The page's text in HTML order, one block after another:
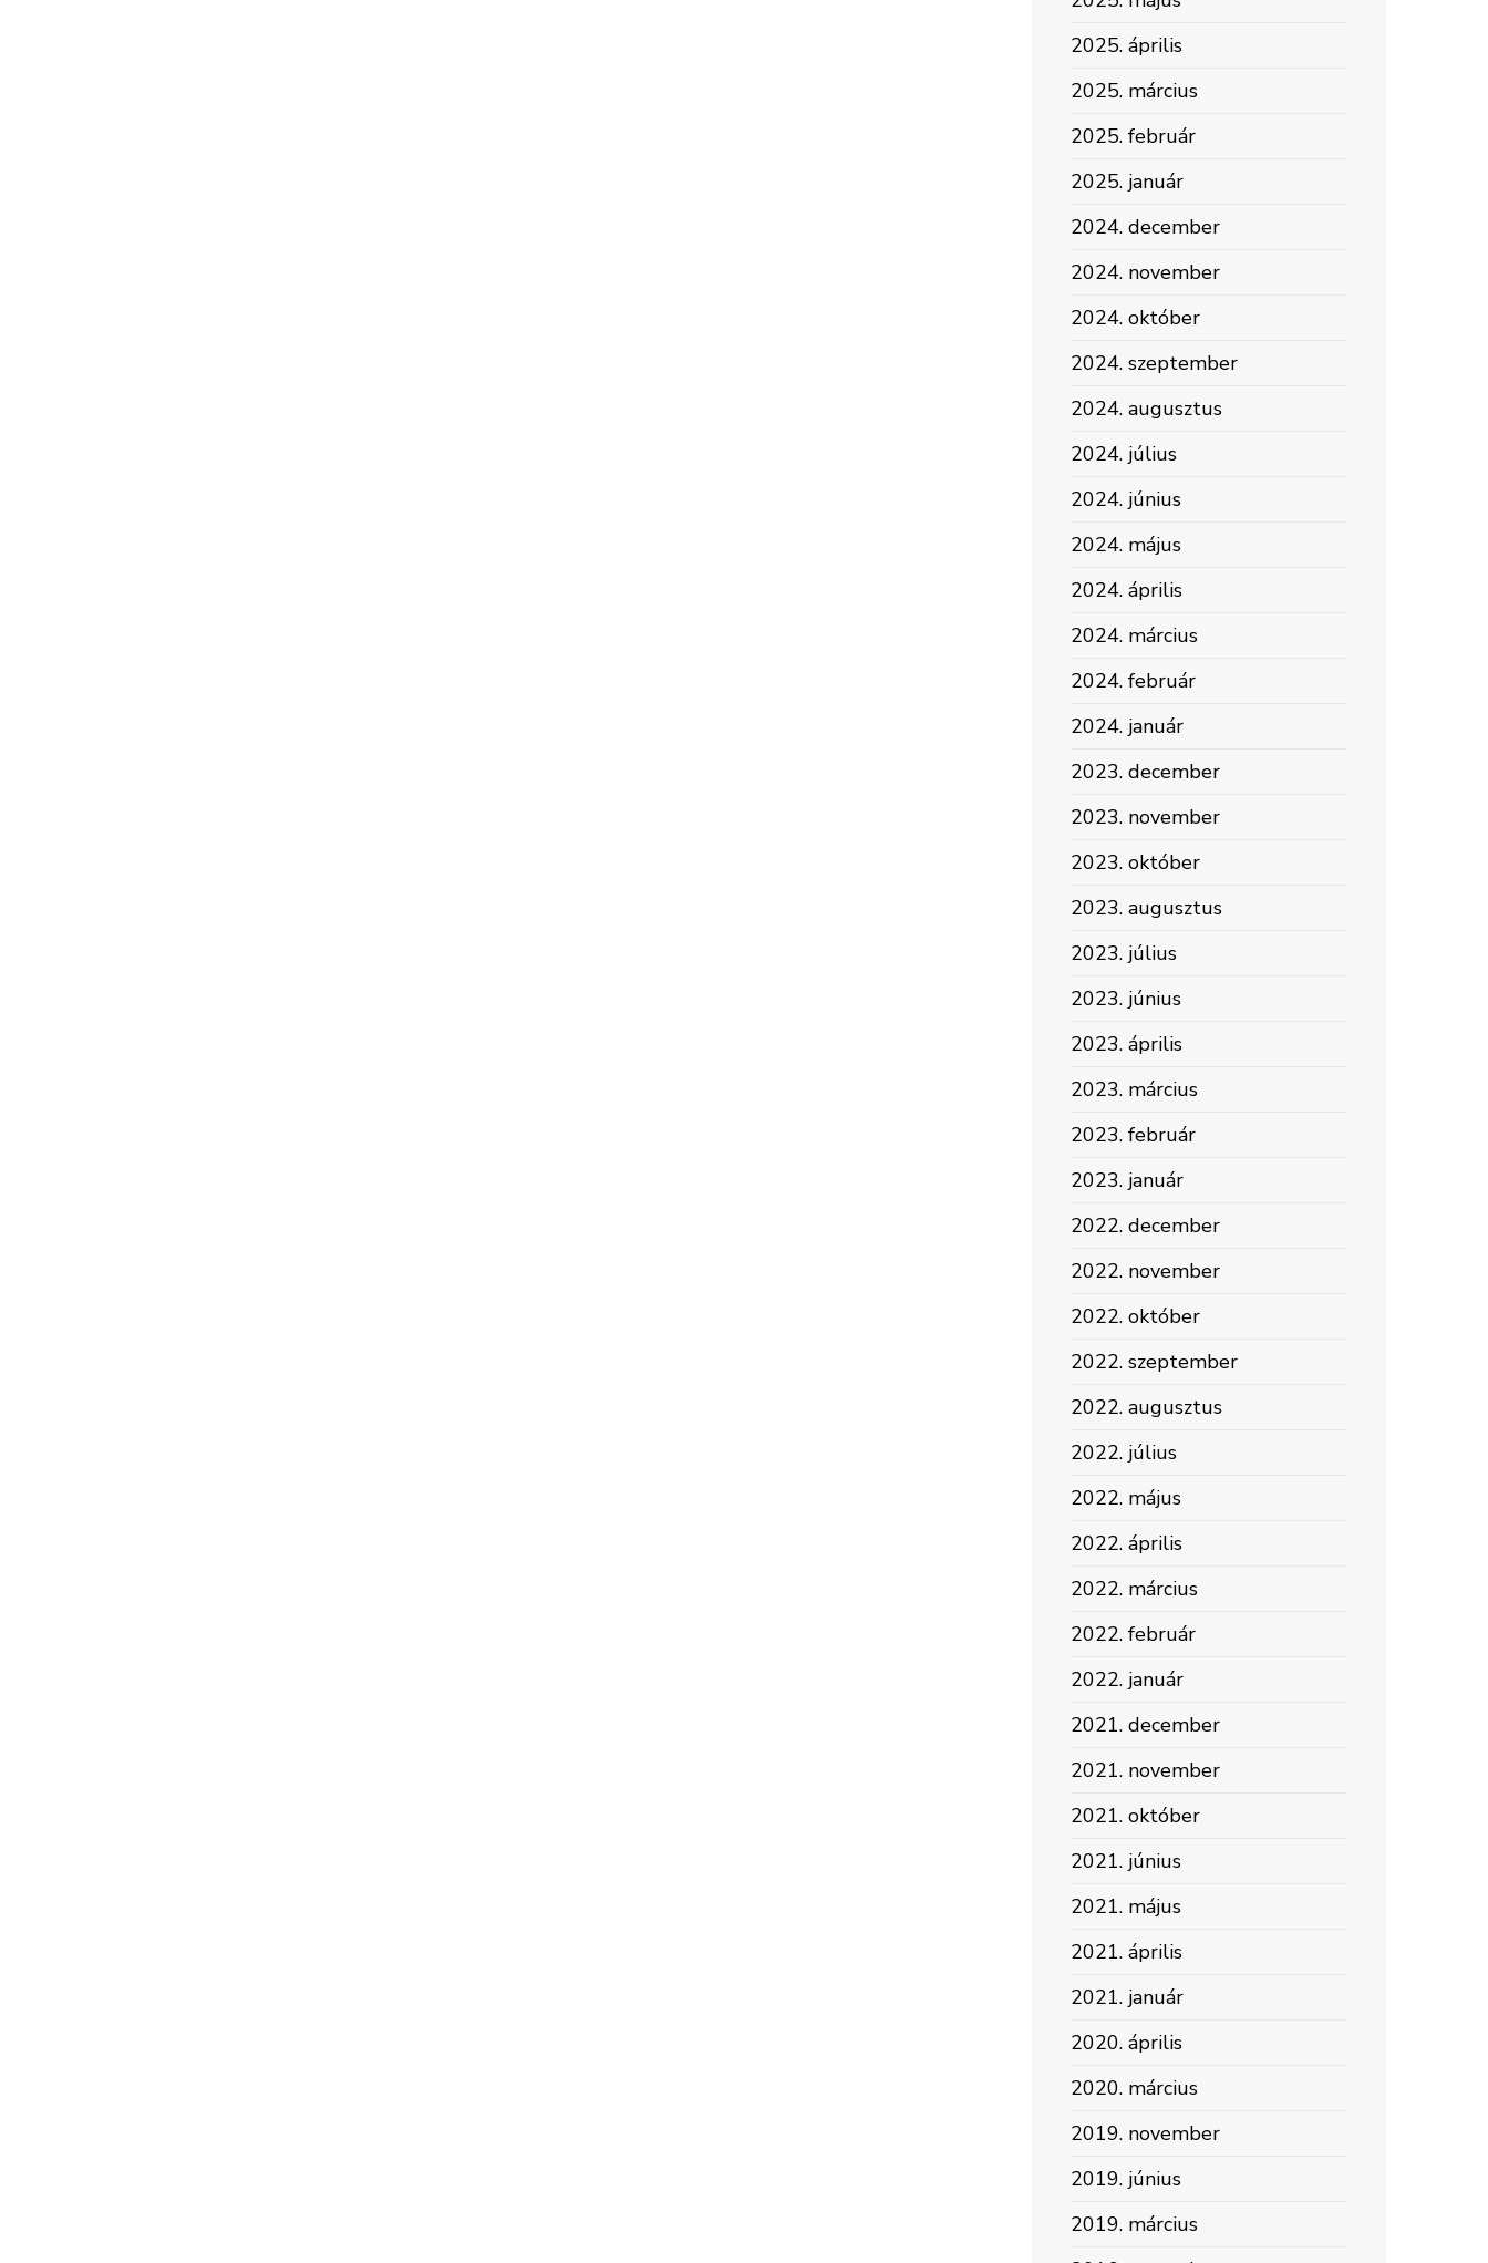
2025. április
2025. március
2025. február
2025. január
2024. december
2024. november
2024. október
2024. szeptember
2024. augusztus
2024. július
2024. június
2024. május
2024. április
2024. március
2024. február
2024. január
2023. december
2023. november
2023. október
2023. augusztus
2023. július
2023. június
2023. április
2023. március
2023. február
2023. január
2022. december
2022. november
2022. október
2022. szeptember
2022. augusztus
2022. július
2022. május
2022. április
2022. március
2022. február
2022. január
2021. december
2021. november
2021. október
2021. június
2021. május
2021. április
2021. január
2020. április
2020. március
2019. november
2019. június
2019. március